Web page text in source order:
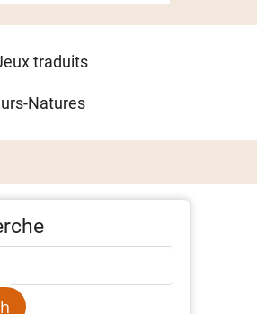
traduits
Natures